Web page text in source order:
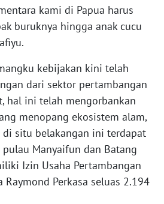
kami di Papua harus
buruknya hingga anak cucu
kebijakan kini telah
dari sektor pertambangan
hal ini telah mengorbankan
menopang ekosistem alam,
di situ belakangan ini terdapat
Manyaifun dan Batang
Izin Usaha Pertambangan
Perkasa seluas 2.194